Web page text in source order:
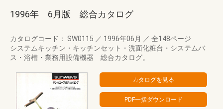
1996年 6月版 総合カタログ
カタログコード： SW0115 ／ 1996年06月 ／ 全148ページ
システムキッチン・キッチンセット・洗面化粧台・システムバ
ス・浴槽・業務用設備機器 総合カタログ。